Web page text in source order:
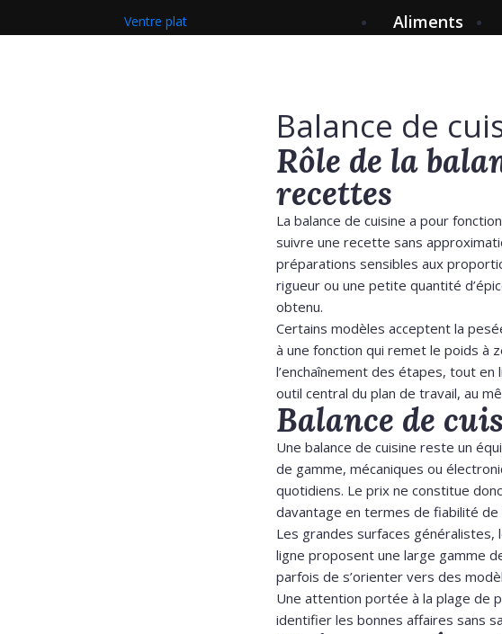
Ventre plat Aliments
Balance de
Rôle de la
recettes
La balance de cuisine a pour
suivre une recette sans
préparations sensibles aux
rigueur ou une petite quantité
obtenu.
Certains modèles acceptent la
à une fonction qui remet le poids à
l’enchaînement des étapes, tout
outil central du plan de travail, au
Balance de
Une balance de cuisine reste un
de gamme, mécaniques ou
quotidiens. Le prix ne constitue
davantage en termes de fiabilité
Les grandes surfaces
ligne proposent une large gamme
parfois de s’orienter vers des
Une attention portée à la plage de
identifier les bonnes affaires sans